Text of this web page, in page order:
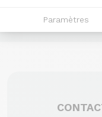
Paramètres